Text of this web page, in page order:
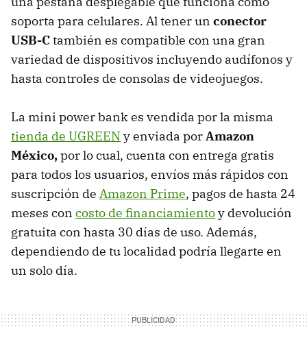
soporta para celulares. Al tener un conector
USB-Ctambién es compatible con una gran
variedad de dispositivos incluyendo audífonos y
hasta controles de consolas de videojuegos.
La mini power bank es vendida por la misma
tienda de UGREENy enviada porAmazon
México,por lo cual, cuenta con entrega gratis
para todos los usuarios, envíos más rápidos con
suscripción de Amazon Prime, pagos de hasta 24
meses con costo de financiamientoy devolución
gratuita con hasta 30 días de uso. Además,
dependiendo de tu localidad podría llegarte en
un solo día.